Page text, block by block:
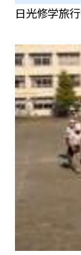
日光修学旅行